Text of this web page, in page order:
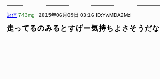
返信 743mg 2015年06月09日 03:16 ID:YwMDA2MzI
走ってるのみるとすげー気持ちよさそうだな